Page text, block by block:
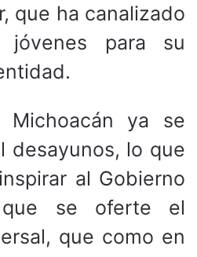
que ha canalizado
para su
ya se
desayunos, lo que
al Gobierno
que se oferte el
que como en